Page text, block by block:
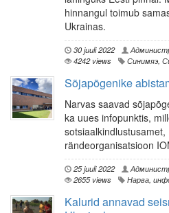
hinnangul toimub
Ukrainas.
30 juuli 2022
4242 views
Синимяэ,
Sõjapõgenike
Narvas saavad
ka uues infopunktis,
rändeorganisatsioon
25 juuli 2022
2655 views
Нарва,
Kalurid annavad